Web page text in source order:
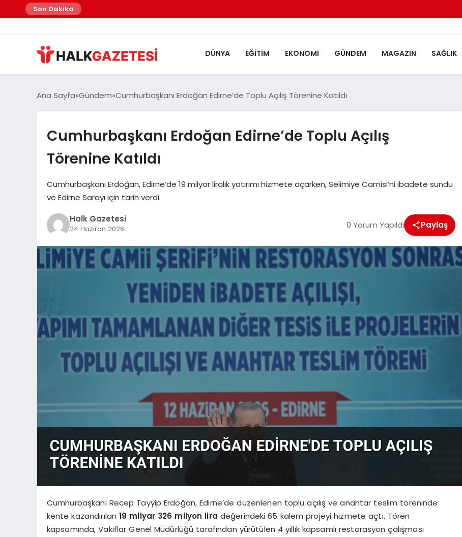
Son Dakika
DÜNYA EĞITIM EKONOMI GÜNDEM MAGAZIN SAĞLIK
Ana Sayfa Gündem Cumhurbaşkanı Erdoğan Edirne’de Toplu Açılış Törenine Katıldı
Cumhurbaşkanı Erdoğan Edirne’de Toplu Açılış
Törenine Katıldı
Cumhurbaşkanı Erdoğan, Edirne’de 19 milyar liralık yatırımı hizmete açarken, Selimiye Camisi’ni ibadete sundu
ve Edirne Sarayı için tarih verdi.
Halk Gazetesi
24 Haziran 2026 0 Yorum Yapıldı Paylaş
Cumhurbaşkanı Recep Tayyip Erdoğan, Edirne’de düzenlenen toplu açılış ve anahtar teslim töreninde
kente kazandırılan19 milyar 326 milyon lira değerindeki 65 kalem projeyi hizmete açtı. Tören
kapsamında, Vakıflar Genel Müdürlüğü tarafından yürütülen 4 yıllık kapsamlı restorasyon çalışması